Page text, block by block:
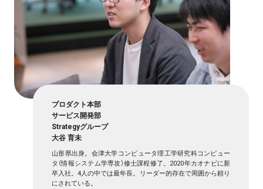
プロダクト本部
サービス開発部
Strategyグループ
大谷 育未
山形県出身。会津大学コンピュータ理工学研究科コンピュー
タ（情報システム学専攻）修士課程修了。2020年カオナビに新
卒入社。4人の中では最年長。リーダー的存在で周囲から頼り
にされている。